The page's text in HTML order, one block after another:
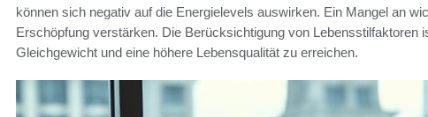
können sich negativ auf die Energielevels auswirken. Ein Mangel an
Erschöpfung verstärken. Die Berücksichtigung von Lebensstilfaktoren
Gleichgewicht und eine höhere Lebensqualität zu erreichen.